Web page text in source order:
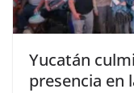
Yucatán
presencia en